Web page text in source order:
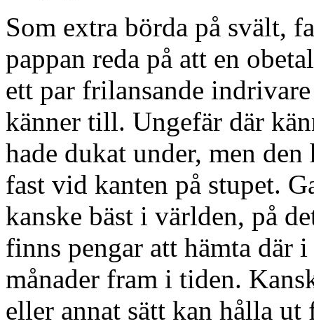
Som extra börda på svält,
pappan reda på att en
ett par frilansande
känner till. Ungefär där
hade dukat under, men
fast vid kanten på stupet.
kanske bäst i världen, på
finns pengar att hämta där
månader fram i tiden.
eller annat sätt kan hålla ut